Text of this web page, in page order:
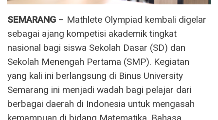
SEMARANG – Mathlete Olympiad kembali digelar
sebagai ajang kompetisi akademik tingkat
nasional bagi siswa Sekolah Dasar (SD) dan
Sekolah Menengah Pertama (SMP). Kegiatan
yang kali ini berlangsung di Binus University
Semarang ini menjadi wadah bagi pelajar dari
berbagai daerah di Indonesia untuk mengasah
kemampuan di bidang Matematika, Bahasa